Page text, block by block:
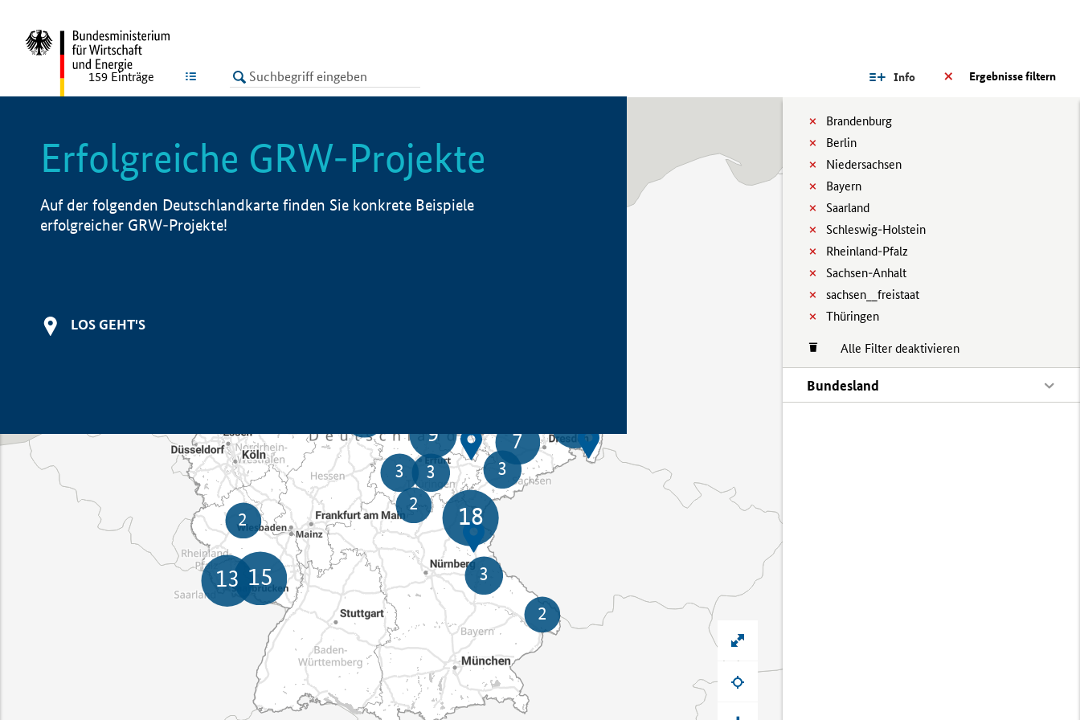
LISTE Ergebnisse filtern
Info
Brandenburg
Berlin
Niedersachsen
Bayern
Saarland
Schleswig-Holstein
Rheinland-Pfalz
Sachsen-Anhalt
sachsen__freistaat
Thüringen
Alle Filter deaktivieren
Bundesland
159 Einträge
Erfolgreiche GRW-Projekte
Auf der folgenden Deutschlandkarte finden Sie konkrete Beispiele
erfolgreicher GRW-Projekte!
LOS GEHT'S